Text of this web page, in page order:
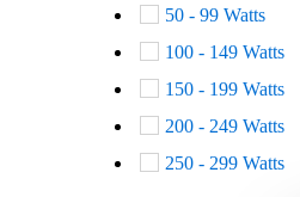
50 - 99 Watts
100 - 149 Watts
150 - 199 Watts
200 - 249 Watts
250 - 299 Watts